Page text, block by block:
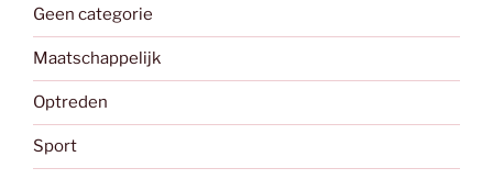
Geen categorie
Maatschappelijk
Optreden
Sport